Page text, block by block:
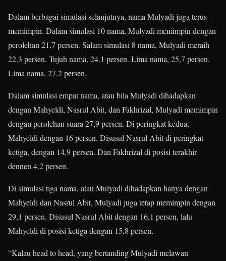
Dalam berbagai simulasi selanjutnya, nama Mulyadi juga terus
memimpin. Dalam simulasi 10 nama, Mulyadi memimpin dengan
perolehan 21,7 persen. Salam simulasi 8 nama, Mulyadi meraih
22,3 persen. Tujuh nama, 24.1 persen. Lima nama, 25,7 persen.
Lima nama, 27,2 persen.
Dalam simulasi empat nama, atau bila Mulyadi dihadapkan
dengan Mahyeldi, Nasrul Abit, dan Fakhrizal, Mulyadi memimpin
dengan perolehan suara 27,9 persen. Di peringkat kedua,
Mahyeldi dengan 16 persen. Disusul Nasrul Abit di peringkat
ketiga, dengan 14,9 persen. Dan Fakhrizal di posisi terakhir
dennen 4,2 persen.
Di simulasi tiga nama, atau Mulyadi dihadapkan hanya dengan
Mahyeldi dan Nasrul Abit, Mulyadi juga tetap memimpin dengan
29,1 persen. Disusul Nasrul Abit dengan 16,1 persen, lalu
Mahyeldi di posisi ketiga dengan 15,8 persen.
“Kalau head to head, yang bertanding Mulyadi melawan